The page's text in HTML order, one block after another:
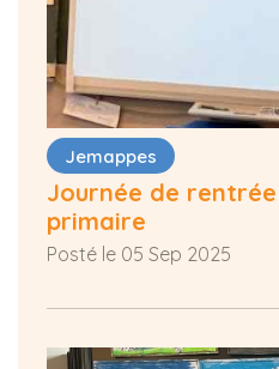
Jemappes
Journée de
primaire
Posté le 05 Sep 2025